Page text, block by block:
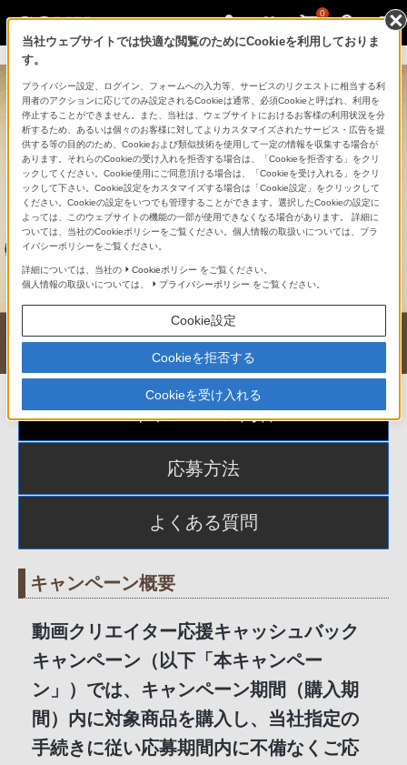
0
キャンペーン内容
応募方法
よくある質問
キャンペーン概要
動画クリエイター応援キャッシュバック
キャンペーン（以下「本キャンペー
ン」）では、キャンペーン期間（購入期
間）内に対象商品を購入し、当社指定の
手続きに従い応募期間内に不備なくご応
当社ウェブサイトでは快適な閲覧のためにCookieを利用しておりま
す。
プライバシー設定、ログイン、フォームへの入力等、サービスのリクエストに相当する利
用者のアクションに応じてのみ設定されるCookieは通常、必須Cookieと呼ばれ、利用を
停止することができません。また、当社は、ウェブサイトにおけるお客様の利用状況を分
析するため、あるいは個々のお客様に対してよりカスタマイズされたサービス・広告を提
供する等の目的のため、Cookieおよび類似技術を使用して一定の情報を収集する場合が
あります。それらのCookieの受け入れを拒否する場合は、「Cookieを拒否する」をクリ
ックしてください。Cookie使用にご同意頂ける場合は、「Cookieを受け入れる」をクリ
ックして下さい。Cookie設定をカスタマイズする場合は「Cookie設定」をクリックして
ください。Cookieの設定をいつでも管理することができます。選択したCookieの設定に
よっては、このウェブサイトの機能の一部が使用できなくなる場合があります。 詳細に
ついては、当社のCookieポリシーをご覧ください。個人情報の取扱いについては、プラ
イバシーポリシーをご覧ください。
詳細については、当社の Cookieポリシー をご覧ください。
個人情報の取扱いについては、
プライバシーポリシー をご覧ください。
Cookie設定
Cookieを拒否する
Cookieを受け入れる